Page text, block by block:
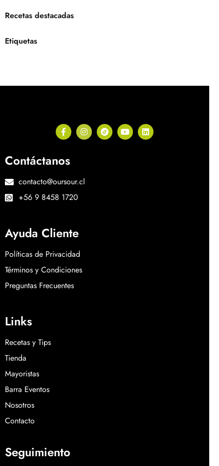
Recetas destacadas
Etiquetas
Contáctanos
contacto@oursour.cl
+56 9 8458 1720
Ayuda Cliente
Políticas de Privacidad
Términos y Condiciones
Preguntas Frecuentes
Links
Recetas y Tips
Tienda
Mayoristas
Barra Eventos
Nosotros
Contacto
Seguimiento